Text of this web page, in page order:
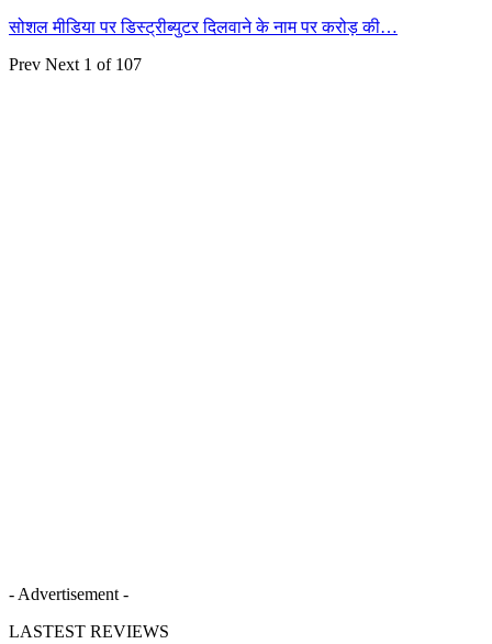
सोशल मीडिया पर डिस्ट्रीब्युटर दिलवाने के नाम पर करोड़ की…
Prev Next 1 of 107
- Advertisement -
LASTEST REVIEWS